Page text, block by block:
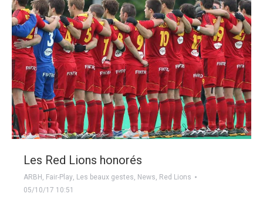
Les Red Lions honorés
ARBH , Fair-Play, Les beaux gestes, News, Red Lions
05/10/17 10:51